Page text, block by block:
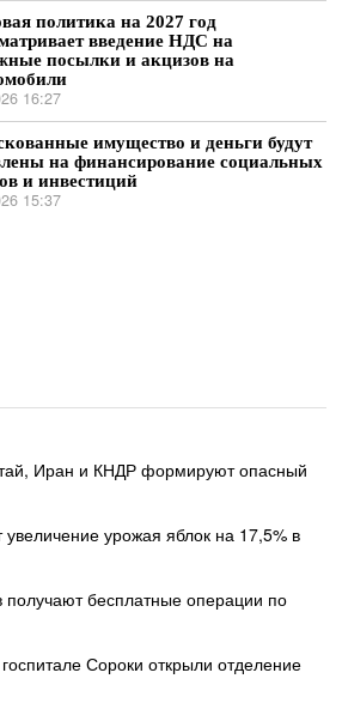
политика на 2027 год
введение НДС на
посылки и акцизов на
16:27
имущество и деньги будут
на финансирование социальных
и инвестиций
15:37
Иран и КНДР формируют опасный
урожая яблок на 17,5% в
бесплатные операции по
Сороки открыли отделение